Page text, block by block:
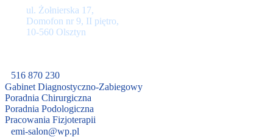
ul. Żołnierska 17,
Domofon nr 9, II piętro,
10-560 Olsztyn
516 870 230
Gabinet Diagnostyczno-Zabiegowy
Poradnia Chirurgiczna
Poradnia Podologiczna
Pracowania Fizjoterapii
emi-salon@wp.pl